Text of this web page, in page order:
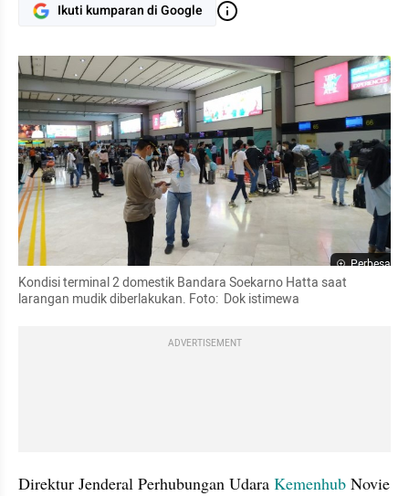
Ikuti kumparan di Google
Perbesar
Kondisi terminal 2 domestik Bandara Soekarno Hatta saat
larangan mudik diberlakukan. Foto:  Dok istimewa
ADVERTISEMENT
Direktur Jenderal Perhubungan Udara Kemenhub Novie